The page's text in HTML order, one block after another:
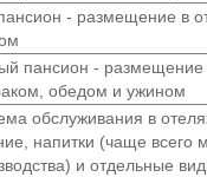
- размещение в
пансион - размещение
обедом и ужином
обслуживания в
напитки (чаще всего
и отдельные